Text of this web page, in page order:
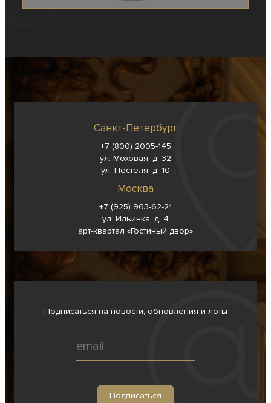
Санкт-Петербург
+7 (800) 2005-145
ул. Моховая, д. 32
ул. Пестеля, д. 10
Москва
+7 (925) 963-62-21
ул. Ильинка, д. 4
арт-квартал «Гостиный двор»
Подписаться на новости, обновления и лоты